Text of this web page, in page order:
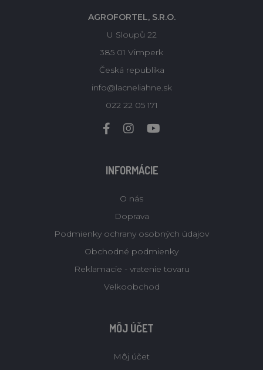
AGROFORTEL, S.R.O.
U Sloupů 22
385 01 Vimperk
Česká republika
info@lacneliahne.sk
022 22 05 171
INFORMÁCIE
O nás
Doprava
Podmienky ochrany osobných údajov
Obchodné podmienky
Reklamacie - vratenie tovaru
Velkoobchod
MÔJ ÚČET
Môj účet